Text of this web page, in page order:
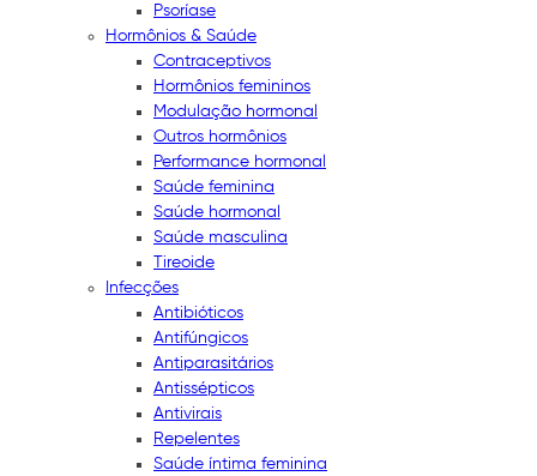
Psoríase
Hormônios & Saúde
Contraceptivos
Hormônios femininos
Modulação hormonal
Outros hormônios
Performance hormonal
Saúde feminina
Saúde hormonal
Saúde masculina
Tireoide
Infecções
Antibióticos
Antifúngicos
Antiparasitários
Antissépticos
Antivirais
Repelentes
Saúde íntima feminina